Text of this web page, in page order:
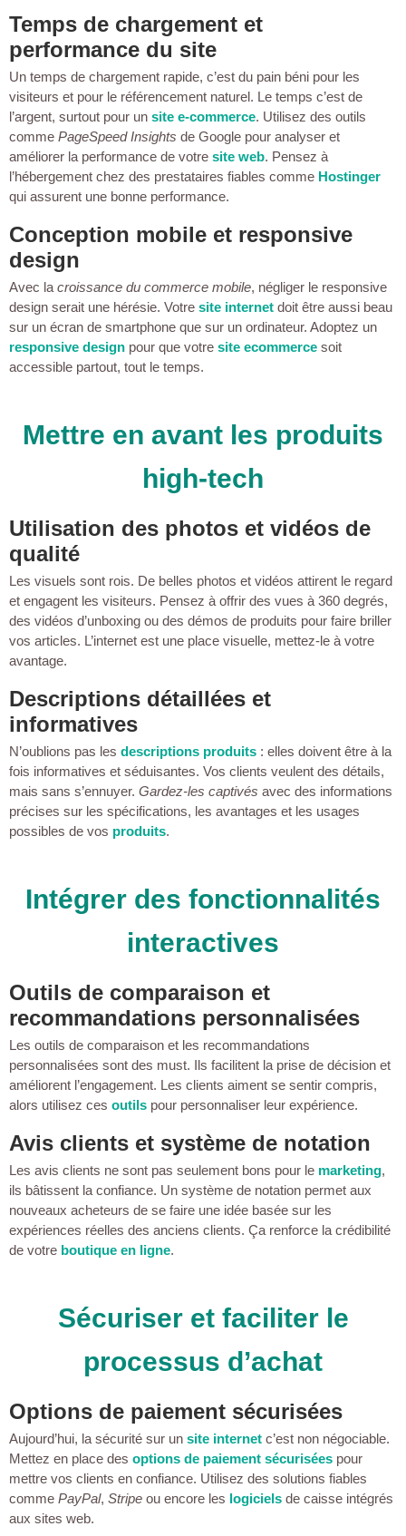
Temps de chargement et
performance du site
Un temps de chargement rapide, c’est du pain béni pour les
visiteurs et pour le référencement naturel. Le temps c’est de
l’argent, surtout pour un site e-commerce. Utilisez des outils
comme PageSpeed Insights de Google pour analyser et
améliorer la performance de votre site web. Pensez à
l’hébergement chez des prestataires fiables comme Hostinger
qui assurent une bonne performance.
Conception mobile et responsive
design
Avec la croissance du commerce mobile, négliger le responsive
design serait une hérésie. Votre site internet doit être aussi beau
sur un écran de smartphone que sur un ordinateur. Adoptez un
responsive design pour que votre site ecommerce soit
accessible partout, tout le temps.
Mettre en avant les produits
high-tech
Utilisation des photos et vidéos de
qualité
Les visuels sont rois. De belles photos et vidéos attirent le regard
et engagent les visiteurs. Pensez à offrir des vues à 360 degrés,
des vidéos d’unboxing ou des démos de produits pour faire briller
vos articles. L’internet est une place visuelle, mettez-le à votre
avantage.
Descriptions détaillées et
informatives
N’oublions pas les descriptions produits : elles doivent être à la
fois informatives et séduisantes. Vos clients veulent des détails,
mais sans s’ennuyer. Gardez-les captivés avec des informations
précises sur les spécifications, les avantages et les usages
possibles de vos produits.
Intégrer des fonctionnalités
interactives
Outils de comparaison et
recommandations personnalisées
Les outils de comparaison et les recommandations
personnalisées sont des must. Ils facilitent la prise de décision et
améliorent l’engagement. Les clients aiment se sentir compris,
alors utilisez ces outils pour personnaliser leur expérience.
Avis clients et système de notation
Les avis clients ne sont pas seulement bons pour le marketing,
ils bâtissent la confiance. Un système de notation permet aux
nouveaux acheteurs de se faire une idée basée sur les
expériences réelles des anciens clients. Ça renforce la crédibilité
de votre boutique en ligne.
Sécuriser et faciliter le
processus d’achat
Options de paiement sécurisées
Aujourd’hui, la sécurité sur un site internet c’est non négociable.
Mettez en place des options de paiement sécurisées pour
mettre vos clients en confiance. Utilisez des solutions fiables
comme PayPal, Stripe ou encore les logiciels de caisse intégrés
aux sites web.